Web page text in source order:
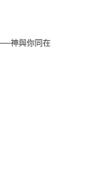
現，
願望嗎？
神與你同在